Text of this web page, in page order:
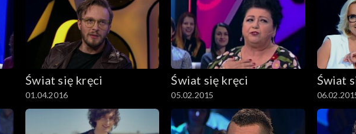
Świat się kręci
01.04.2016
Świat się kręci
05.02.2015
Świat